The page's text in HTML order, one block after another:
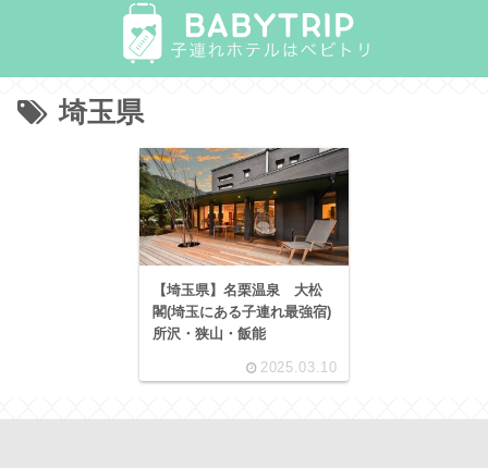
埼玉県
【埼玉県】名栗温泉 大松
閣(埼玉にある子連れ最強宿)
所沢・狭山・飯能
2025.03.10